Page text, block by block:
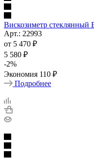
Вискозиметр
Арт.: 22993
от 5 470 ₽
5 580 ₽
-2%
Экономия 110 ₽
Подробнее